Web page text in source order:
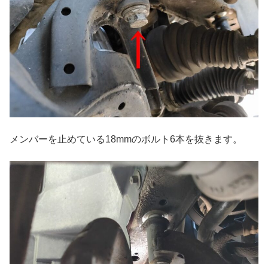
メンバーを止めている18mmのボルト6本を抜きます。